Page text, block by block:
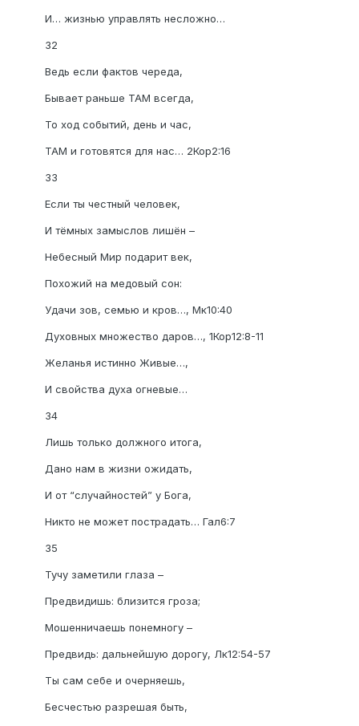
И… жизнью управлять несложно…
32
Ведь если фактов череда,
Бывает раньше ТАМ всегда,
То ход событий, день и час,
ТАМ и готовятся для нас… 2Кор2:16
33
Если ты честный человек,
И тёмных замыслов лишён –
Небесный Мир подарит век,
Похожий на медовый сон:
Удачи зов, семью и кров…, Мк10:40
Духовных множество даров…, 1Кор12:8-11
Желанья истинно Живые…,
И свойства духа огневые…
34
Лишь только должного итога,
Дано нам в жизни ожидать,
И от “случайностей” у Бога,
Никто не может пострадать… Гал6:7
35
Тучу заметили глаза –
Предвидишь: близится гроза;
Мошенничаешь понемногу –
Предвидь: дальнейшую дорогу, Лк12:54-57
Ты сам себе и очерняешь,
Бесчестью разрешая быть,